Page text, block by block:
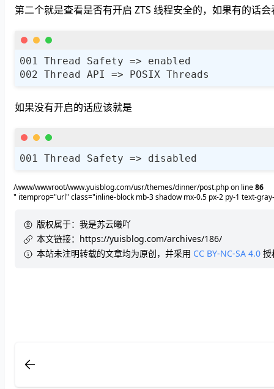
第二个就是查看是否有开启 ZTS 线程安全的，如果有的话
如果没有开启的话应该就是
/www/wwwroot/www.yuisblog.com/usr/themes/dinner/post.php on line86
" itemprop="url" class="inline-block mb-3 shadow mx-0.5 px-2 py-1 text-
版权属于： 我是苏云曦吖
本文链接： https://yuisblog.com/archives/186/
本站未注明转载的文章均为原创，并采用 CC BY-NC-SA 4.0 授